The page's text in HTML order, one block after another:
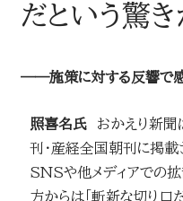
だという驚
――施策に対する反響で感
照喜名氏おかえり新聞
刊・産経全国朝刊に掲載
SNSや他メディアでの
方からは「斬新な切り口だ